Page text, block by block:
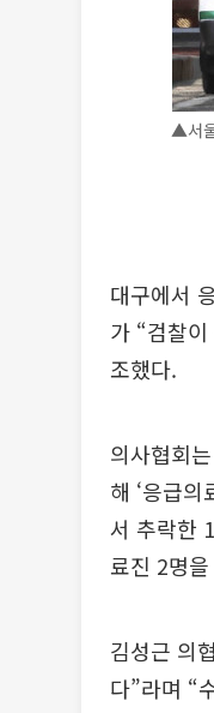
▲서
대구에서
가 “검찰
조했다.
의사협회
해 ‘응급
서 추락한
료진 2명
김성근 의
다”라며 “